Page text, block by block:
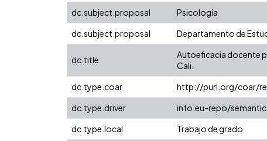
dc.subject.proposal
Psicología
dc.subject.proposal
Departamento de
dc.title
Autoeficacia docente
Cali.
dc.type.coar
http://purl.org/coar/
dc.type.driver
info:eu-repo/
dc.type.local
Trabajo de grado